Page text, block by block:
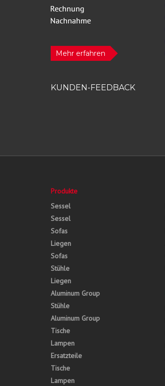
Mehr erfahren
KUNDEN-FEEDBACK
Produkte
Sessel
Sessel
Sofas
Liegen
Sofas
Stühle
Liegen
Aluminum Group
Stühle
Aluminum Group
Tische
Lampen
Ersatzteile
Tische
Lampen